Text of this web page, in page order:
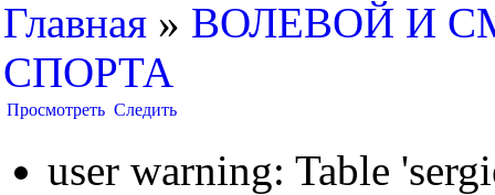
Главная » ВОЛЕВОЙ И
СПОРТА
Просмотреть Следить
user warning: Table